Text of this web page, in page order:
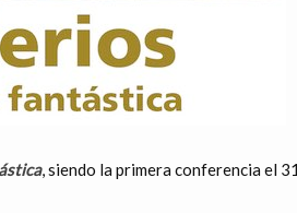
, siendo la primera conferencia el